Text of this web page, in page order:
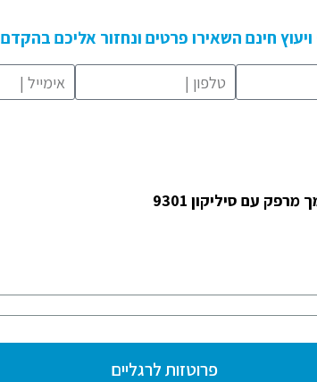
חינם השאירו פרטים ונחזור אליכם בהקדם
מרפק עם סיליקון 9301
פרוטזות לרגליים